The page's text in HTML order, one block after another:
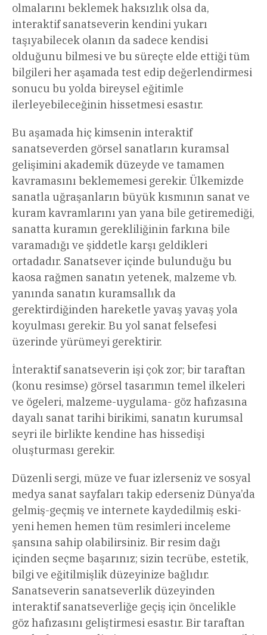
olmalarını beklemek haksızlık olsa da,
interaktif sanatseverin kendini yukarı
taşıyabilecek olanın da sadece kendisi
olduğunu bilmesi ve bu süreçte elde ettiği tüm
bilgileri her aşamada test edip değerlendirmesi
sonucu bu yolda bireysel eğitimle
ilerleyebileceğinin hissetmesi esastır.
Bu aşamada hiç kimsenin interaktif
sanatseverden görsel sanatların kuramsal
gelişimini akademik düzeyde ve tamamen
kavramasını beklememesi gerekir. Ülkemizde
sanatla uğraşanların büyük kısmının sanat ve
kuram kavramlarını yan yana bile getiremediği,
sanatta kuramın gerekliliğinin farkına bile
varamadığı ve şiddetle karşı geldikleri
ortadadır. Sanatsever içinde bulunduğu bu
kaosa rağmen sanatın yetenek, malzeme vb.
yanında sanatın kuramsallık da
gerektirdiğinden hareketle yavaş yavaş yola
koyulması gerekir. Bu yol sanat felsefesi
üzerinde yürümeyi gerektirir.
İnteraktif sanatseverin işi çok zor; bir taraftan
(konu resimse) görsel tasarımın temel ilkeleri
ve ögeleri, malzeme-uygulama- göz hafızasına
dayalı sanat tarihi birikimi, sanatın kurumsal
seyri ile birlikte kendine has hissedişi
oluşturması gerekir.
Düzenli sergi, müze ve fuar izlerseniz ve sosyal
medya sanat sayfaları takip ederseniz Dünya’da
gelmiş-geçmiş ve internete kaydedilmiş eski-
yeni hemen hemen tüm resimleri inceleme
şansına sahip olabilirsiniz. Bir resim dağı
içinden seçme başarınız; sizin tecrübe, estetik,
bilgi ve eğitilmişlik düzeyinize bağlıdır.
Sanatseverin sanatseverlik düzeyinden
interaktif sanatseverliğe geçiş için öncelikle
göz hafızasını geliştirmesi esastır. Bir taraftan